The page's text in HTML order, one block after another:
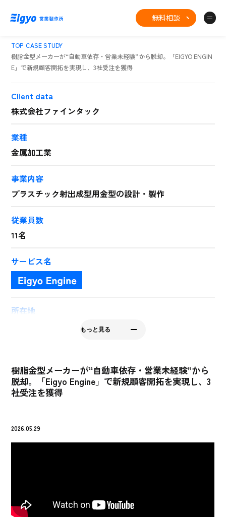
無料相談
TOP CASE STUDY
樹脂金型メーカーが“自動車依存・営業未経験”から脱却。「EIGYO ENGIN
E」で新規顧客開拓を実現し、3社受注を獲得
樹脂金型メーカーが“自動車依存・営業未経験”から
脱却。「Eigyo Engine」で新規顧客開拓を実現し、3
社受注を獲得
2026.05.29
Client data
株式会社ファインタック
業種
金属加工業
事業内容
プラスチック射出成型用金型の設計・製作
従業員数
11名
サービス名
所在地
岐阜県中津川市手賀野字小向井498-1165
http://www.finetac.co.jp/
もっと見る